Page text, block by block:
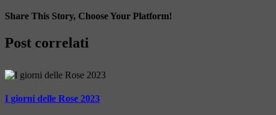
Share This Story, Choose Your Platform!
Facebook
X
LinkedIn
Tumblr
Pinterest
Post correlati
I giorni delle Rose 2023